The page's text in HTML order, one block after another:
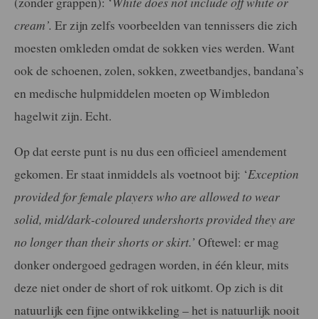
cream’. Er zijn zelfs voorbeelden van tennissers die zich
moesten omkleden omdat de sokken vies werden. Want
ook de schoenen, zolen, sokken, zweetbandjes, bandana’s
en medische hulpmiddelen moeten op Wimbledon
hagelwit zijn. Echt.
Op dat eerste punt is nu dus een officieel amendement
gekomen. Er staat inmiddels als voetnoot bij: ‘Exception
provided for female players who are allowed to wear
solid, mid/dark-coloured undershorts provided they are
no longer than their shorts or skirt.’ Oftewel: er mag
donker ondergoed gedragen worden, in één kleur, mits
deze niet onder de short of rok uitkomt. Op zich is dit
natuurlijk een fijne ontwikkeling – het is natuurlijk nooit